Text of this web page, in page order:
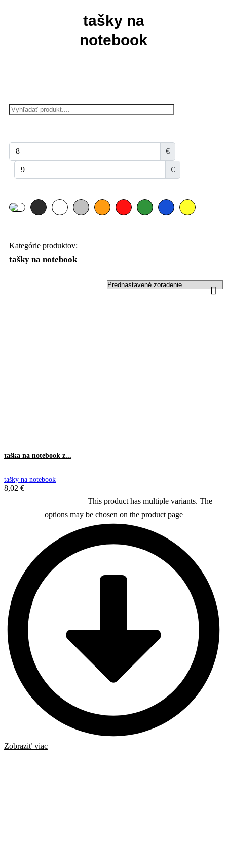
tašky na
notebook
€
€
Kategórie produktov:
tašky na notebook
taška na notebook z...
tašky na notebook
8,02 €
This product has multiple variants. The
options may be chosen on the product page
Zobraziť viac